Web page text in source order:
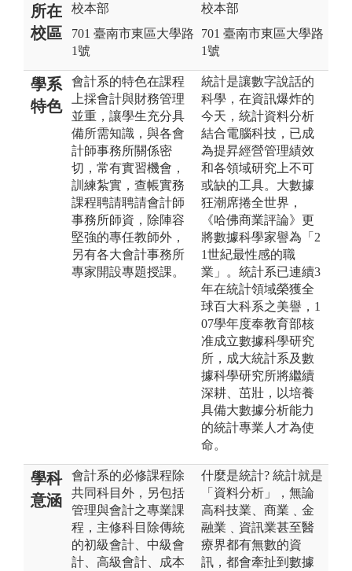
所在
校區
校本部
701 臺南市東區大學路
1號
校本部
701 臺南市東區大學路
1號
學系
特色
會計系的特色在課程
上採會計與財務管理
並重，讓學生充分具
備所需知識，與各會
計師事務所關係密
切，常有實習機會，
訓練紮實，查帳實務
課程聘請聘請會計師
事務所師資，除陣容
堅強的專任教師外，
另有各大會計事務所
專家開設專題授課。
統計是讓數字說話的
科學，在資訊爆炸的
今天，統計資料分析
結合電腦科技，已成
為提昇經營管理績效
和各領域研究上不可
或缺的工具。大數據
狂潮席捲全世界，
《哈佛商業評論》更
將數據科學家譽為「2
1世紀最性感的職
業」。統計系已連續3
年在統計領域榮獲全
球百大科系之美譽，1
07學年度奉教育部核
准成立數據科學研究
所，成大統計系及數
據科學研究所將繼續
深耕、茁壯，以培養
具備大數據分析能力
的統計專業人才為使
命。
學科
意涵
會計系的必修課程除
共同科目外，另包括
管理與會計之專業課
程，主修科目除傳統
的初級會計、中級會
計、高級會計、成本
什麼是統計? 統計就是
「資料分析」，無論
高科技業、商業﹑金
融業﹑資訊業甚至醫
療界都有無數的資
訊，都會牽扯到數據